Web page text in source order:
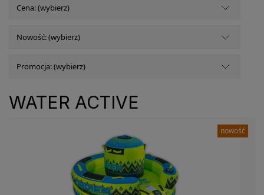
Cena: (wybierz)
Nowość: (wybierz)
Promocja: (wybierz)
WATER ACTIVE
nowość